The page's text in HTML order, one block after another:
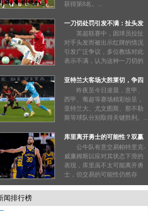
获得第8名。...
一刀切处罚引发不满：扯头发
也能被禁赛三场？
英超联赛中，因球员拉扯
对手头发而被出示红牌的情况
引发广泛争议，多位教练对此
表示不满，认为这种一刀切的
亚特兰大客场大胜莱切，争四
形势明朗昨夜至今日凌晨，意甲、
西甲、葡超等赛场精彩纷呈，
亚特兰大、尤文图斯、那不勒
斯等球队分别取得关键胜利。...
库里离开勇士的可能性？双赢
局面值得探讨！
公牛队有意交易帕特里克-
威廉姆斯以应对其状态下滑的
表现，库里虽不太可能离开勇
士，但交易的可能性仍然存
在；...
闻排行榜